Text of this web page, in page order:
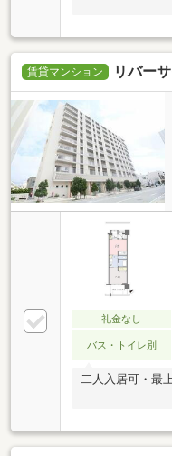
賃貸マンション リバー
礼金なし
バス・トイレ別
二人入居可・最